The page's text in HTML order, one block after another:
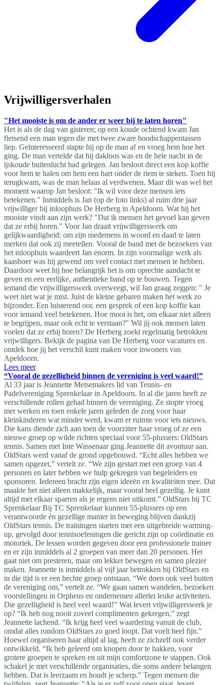
Vrijwilligersverhalen
"Het mooiste is om de ander er weer bij te laten horen"
Het is als de dag van gisteren; op een koude ochtend kwam Jan
fietsend een man tegen die met twee zware boodschappentassen
liep. Geïnteresseerd stapte hij op de man af en vroeg hem hoe het
ging. De man vertelde dat hij dakloos was en de hele nacht in de
ijskoude buitenlucht had gelegen. Jan besloot direct een kop koffie
voor hem te halen om hem een hart onder de riem te steken. Toen hij
terugkwam, was de man helaas al verdwenen. Maar dit was wel het
moment waarop Jan besloot: "Ik wil voor deze mensen iets
betekenen." Inmiddels is Jan (op de foto links) al ruim drie jaar
vrijwilliger bij inloophuis De Herberg in Apeldoorn. Wat hij het
mooiste vindt aan zijn werk? "Dat ik mensen het gevoel kan geven
dat ze erbij horen." Voor Jan draait vrijwilligerswerk om
gelijkwaardigheid: om zijn medemens in woord en daad te laten
merken dat ook zij meetellen. Vooral de band met de bezoekers van
het inloophuis waardeert Jan enorm. In zijn voormalige werk als
kaasboer was hij gewend om veel contact met mensen te hebben.
Daardoor weet hij hoe belangrijk het is om oprechte aandacht te
geven en een eerlijke, authentieke band op te bouwen. Tegen
iemand die vrijwilligerswerk overweegt, wil Jan graag zeggen: " Je
weet niet wat je mist. Juist de kleine gebaren maken het werk zo
bijzonder. Een luisterend oor, een gesprek of een kop koffie kan
voor iemand veel betekenen. Hoe mooi is het, om elkaar niet alleen
te begrijpen, maar ook echt te verstaan?" Wil jij ook mensen laten
voelen dat ze erbij horen? De Herberg zoekt regelmatig betrokken
vrijwilligers. Bekijk de pagina van De Herberg voor vacatures en
ontdek hoe jij het verschil kunt maken voor inwoners van
Apeldoorn.
Lees meer
“Vooral de gezelligheid binnen de vereniging is veel waard!”
Al 33 jaar is Jeannette Metsemakers lid van Tennis- en
Padelvereniging Sprenkelaar in Apeldoorn. In al die jaren heeft ze
verschillende rollen gehad binnen de vereniging. Ze stopte vroeg
met werken en toen enkele jaren geleden de zorg voor haar
kleinkinderen wat minder werd, kwam er ruimte voor iets nieuws.
Die kans diende zich aan toen de voorzitter haar vroeg of ze een
nieuwe groep op wilde richten speciaal voor 55-plussers: OldStars
tennis. Samen met Inte Wassenaar ging Jeannette dit avontuur aan.
OldStars werd vanaf de grond opgebouwd. “Echt alles hebben we
samen opgezet,” vertelt ze. “We zijn gestart met een groep van 4
personen en later hebben we hulp gekregen van begeleiders en
sponsoren. Iedereen bracht zijn eigen ideeën en kwaliteiten mee. Dat
maakte het niet alleen makkelijk, maar vooral heel gezellig. Je kunt
altijd met elkaar sparren als je ergens niet uitkomt.” OldStars bij TC
Sprenkelaar Bij TC Sprenkelaar kunnen 55-plussers op een
verantwoorde én gezellige manier in beweging blijven dankzij
OldStars tennis. De trainingen starten met een uitgebreide warming-
up, gevolgd door tennisoefeningen die gericht zijn op coördinatie en
motoriek. De lessen worden gegeven door een professionele trainer
en er zijn inmiddels al 2 groepen van meer dan 20 personen. Het
gaat niet om presteren, maar om lekker bewegen en samen plezier
maken. Jeannette is inmiddels al vijf jaar betrokken bij OldStars en
in die tijd is er een hechte groep ontstaan. “We doen ook veel buiten
de vereniging om,” vertelt ze. “We gaan samen wandelen, bezoeken
voorstellingen in Orpheus en ondernemen allerlei leuke activiteiten.
Die gezelligheid is heel veel waard!” Wat levert vrijwilligerswerk je
op? “Ik heb nog nooit zoveel complimenten gekregen,” zegt
Jeannette lachend. “Ik krijg heel veel waardering vanuit de club,
omdat alles rondom OldStars zo goed loopt. Dat voelt heel fijn.”
Hoewel organiseren haar altijd al lag, heeft ze zichzelf ook verder
ontwikkeld. “Ik heb geleerd om knopen door te hakken, voor
grotere groepen te spreken en uit mijn comfortzone te stappen. Ook
schakel je met verschillende organisaties, die soms andere belangen
hebben. Dat is leerzaam en houdt je scherp.” Tegen mensen die